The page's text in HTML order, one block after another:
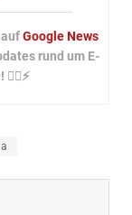
Google News
rund um E-